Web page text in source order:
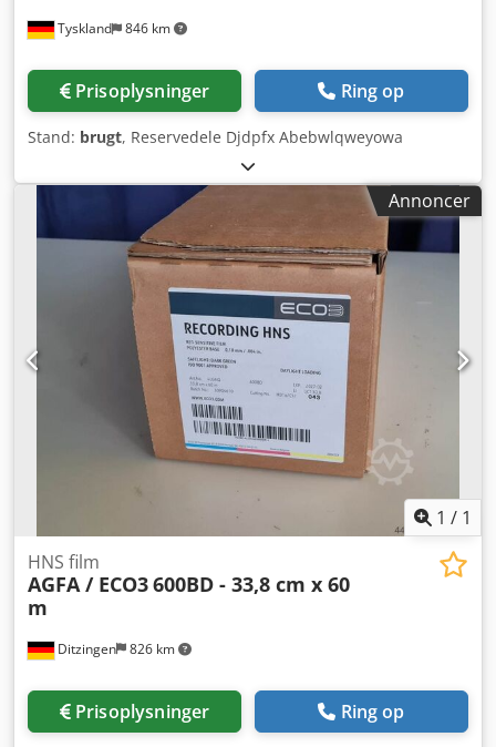
Tyskland 846 km
Prisoplysninger Ring op
Stand: brugt, Reservedele Djdpfx Abebwlqweyowa
Annoncer
1 / 1
Ditzingen 826 km
HNS film
AGFA / ECO3600BD - 33,8 cm x 60
m
Prisoplysninger Ring op